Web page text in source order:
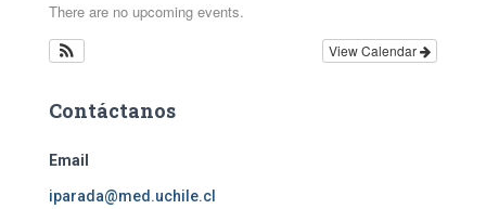
There are no upcoming events.
View Calendar
Contáctanos
Email
iparada@med.uchile.cl